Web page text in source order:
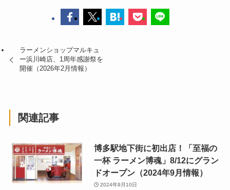
ラーメンショップマルキュ
ー浜川崎店、1周年感謝祭を
開催（2026年2月情報）
関連記事
博多駅地下街に初出店！「至福の
一杯 ラーメン博魂」8/12にグラン
ドオープン（2024年9月情報）
2024年9月10日